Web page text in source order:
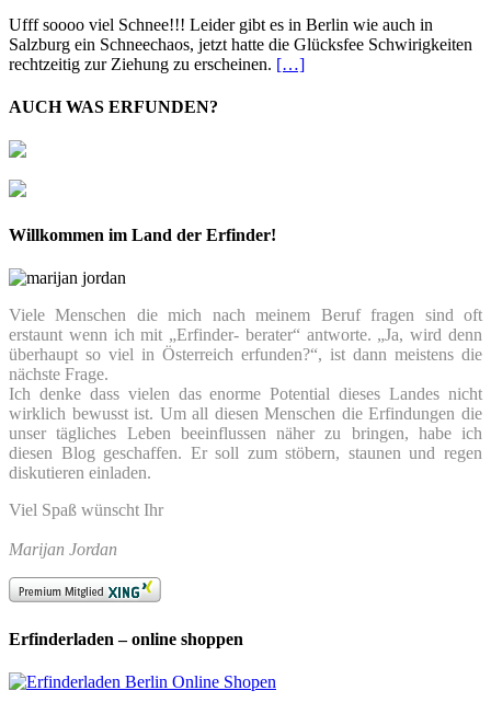
Ufff soooo viel Schnee!!! Leider gibt es in Berlin wie auch in
Salzburg ein Schneechaos, jetzt hatte die Glücksfee Schwirigkeiten
rechtzeitig zur Ziehung zu erscheinen. […]
AUCH WAS ERFUNDEN?
Willkommen im Land der Erfinder!
Viele Menschen die mich nach meinem Beruf fragen sind oft
erstaunt wenn ich mit „Erfinder- berater“ antworte. „Ja, wird denn
überhaupt so viel in Österreich erfunden?“, ist dann meistens die
nächste Frage.
Ich denke dass vielen das enorme Potential dieses Landes nicht
wirklich bewusst ist. Um all diesen Menschen die Erfindungen die
unser tägliches Leben beeinflussen näher zu bringen, habe ich
diesen Blog geschaffen. Er soll zum stöbern, staunen und regen
diskutieren einladen.
Viel Spaß wünscht Ihr
Marijan Jordan
Erfinderladen – online shoppen